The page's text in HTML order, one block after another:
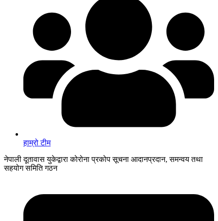
हाम्रो टीम
नेपाली दूतावास युकेद्वारा कोरोना प्रकोप सूचना आदानप्रदान, समन्वय तथा
सहयोग समिति गठन